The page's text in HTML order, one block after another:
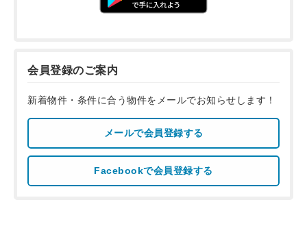
会員登録のご案内
新着物件・条件に合う物件をメールでお知らせします！
メールで会員登録する
Facebookで会員登録する